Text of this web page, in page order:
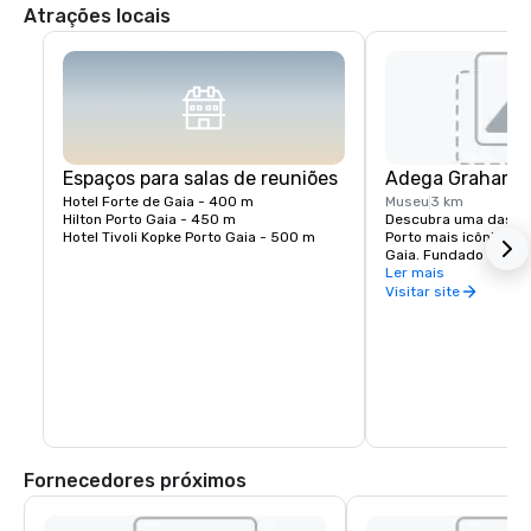
Atrações locais
Espaços para salas de reuniões
Hotel Forte de Gaia - 400 m
Hilton Porto Gaia - 450 m
Hotel Tivoli Kopke Porto Gaia - 500 m
Adega Grahams
Museu 3 km
Descubra uma das
Porto mais icônicas
Gaia. Fundado em
situado no topo de
vistas
familiar por
Ler mais
Visitar site
Fornecedores próximos